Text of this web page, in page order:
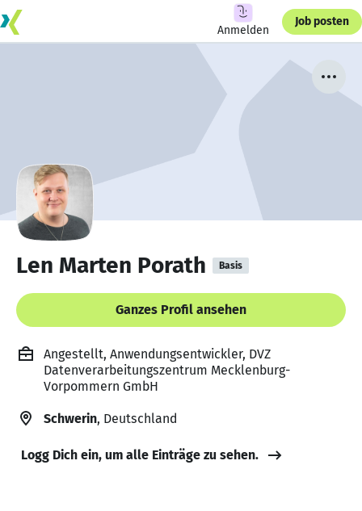
Anmelden
Job posten
Len Marten Porath Basis
Ganzes Profil ansehen
Angestellt, Anwendungsentwickler, DVZ
Datenverarbeitungszentrum Mecklenburg-
Vorpommern GmbH
Schwerin, Deutschland
Logg Dich ein, um alle Einträge zu sehen.